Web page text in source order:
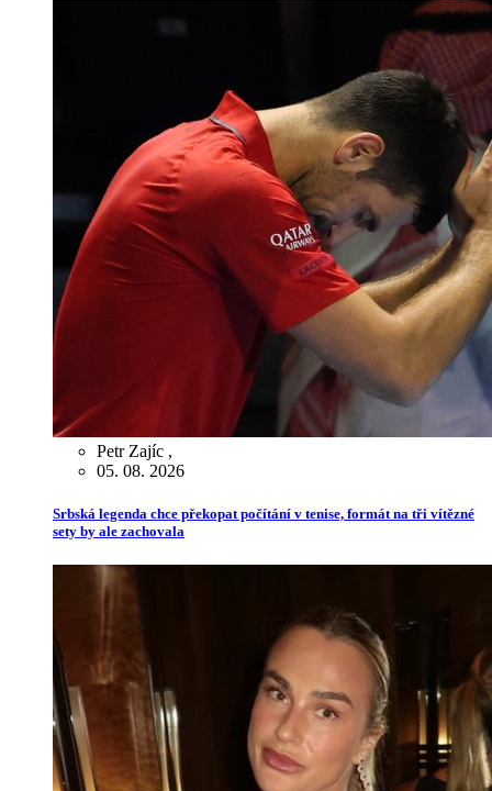
Petr Zajíc ,
05. 08. 2026
Srbská legenda chce překopat počítání v tenise, formát na tři vítězné
sety by ale zachovala